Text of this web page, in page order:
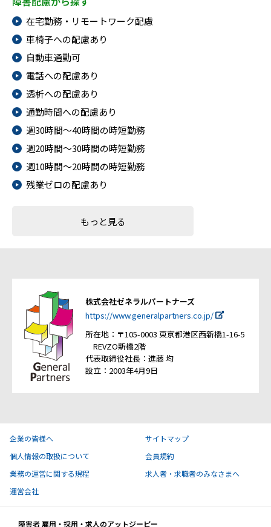
在宅勤務・リモートワーク配慮
車椅子への配慮あり
自動車通勤可
電話への配慮あり
透析への配慮あり
通勤時間への配慮あり
週30時間～40時間の時短勤務
週20時間～30時間の時短勤務
週10時間～20時間の時短勤務
残業ゼロの配慮あり
もっと見る
株式会社ゼネラルパートナーズ
https://www.generalpartners.co.jp/
所在地：〒105-0003 東京都港区西新橋1-16-5
REVZO新橋2階
代表取締役社長：進藤 均
設立：2003年4月9日
企業の皆様へ
サイトマップ
個人情報の取扱について
会員規約
業務の運営に関する規程
求人者・求職者のみなさまへ
運営会社
障害者 雇用・採用・求人のアットジーピー